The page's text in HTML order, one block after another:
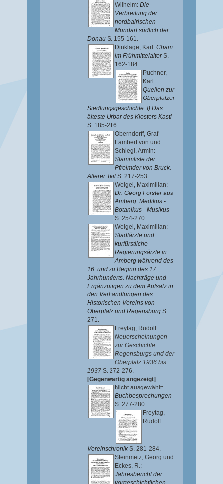
Wilhelm: Die
Verbreitung der
nordbairischen
Mundart südlich der
Donau S. 155-161.
Dinklage, Karl : Cham
im FrühmittelalterS.
162-184.
Puchner,
Karl :
Quellen zur
Oberpfälzer
Siedlungsgeschichte. I) Das
älteste Urbar des Klosters Kastl
S. 185-216.
Oberndorff, Graf
Lambert von und
Schlegl, Armin:
Stammliste der
Pfreimder von Bruck.
Älterer Teil S. 217-253.
Weigel, Maximilian:
Dr. Georg Forster aus
Amberg. Medikus -
Botanikus - Musikus
S. 254-270.
Weigel, Maximilian:
Stadtärzte und
kurfürstliche
Regierungsärzte in
Amberg während des
16. und zu Beginn des 17.
Jahrhunderts. Nachträge und
Ergänzungen zu dem Aufsatz in
den Verhandlungen des
Historischen Vereins von
Oberpfalz und Regensburg S.
271.
Freytag, Rudolf:
Neuerscheinungen
zur Geschichte
Regensburgs und der
Oberpfalz 1936 bis
1937 S. 272-276.
[Gegenwärtig angezeigt]
Nicht ausgewählt:
Buchbesprechungen
S. 277-280.
Freytag,
Rudolf:
Vereinschronik S. 281-284.
Steinmetz, Georg und
Eckes, R.:
Jahresbericht der
vorgeschichtlichen